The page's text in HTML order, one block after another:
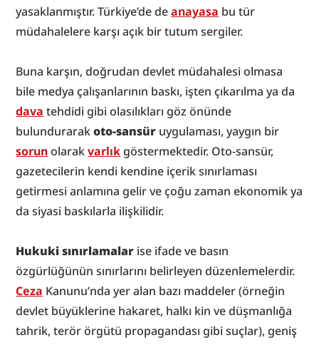
yasaklanmıştır. Türkiye’de de anayasa bu tür
müdahalelere karşı açık bir tutum sergiler.
Buna karşın, doğrudan devlet müdahalesi olmasa
dava tehdidi gibi olasılıkları göz önünde
bulundurarak oto-sansür
sorun olarak varlık göstermektedir. Oto-sansür,
gazetecilerin kendi kendine içerik sınırlaması
getirmesi anlamına gelir ve çoğu zaman ekonomik ya
da siyasi baskılarla ilişkilidir.
Hukuki sınırlamalar ise ifade ve basın
Ceza Kanunu’nda yer alan bazı maddeler (örneğin
devlet büyüklerine hakaret, halkı kin ve düşmanlığa
tahrik, terör örgütü propagandası gibi suçlar), geniş